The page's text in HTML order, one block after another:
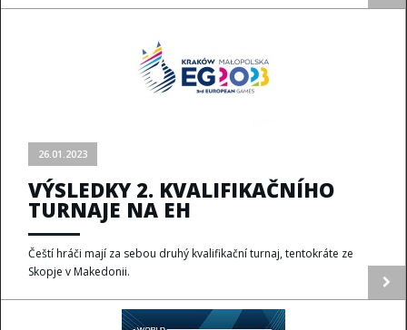
26.01.2023
VÝSLEDKY 2. KVALIFIKAČNÍHO
TURNAJE NA EH
Čeští hráči mají za sebou druhý kvalifikační turnaj, tentokráte ze
Skopje v Makedonii.